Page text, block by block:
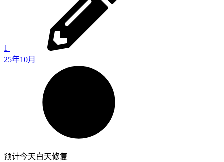
1
25年10月
预计今天白天修复